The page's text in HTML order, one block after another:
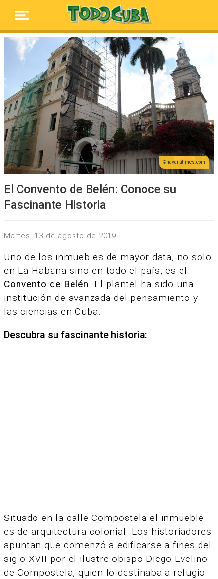
havanatimes.com
El Convento de Belén: Conoce su
Fascinante Historia
martes, 13 de agosto de 2019
Uno de los inmuebles de mayor data, no solo
en La Habana sino en todo el país, es el
Convento de Belén. El plantel ha sido una
institución de avanzada del pensamiento y
las ciencias en Cuba.
Descubra su fascinante historia:
Situado en la calle Compostela el inmueble
es de arquitectura colonial. Los historiadores
apuntan que comenzó a edificarse a fines del
siglo XVII por el ilustre obispo Diego Evelino
de Compostela, quien lo destinaba a refugio